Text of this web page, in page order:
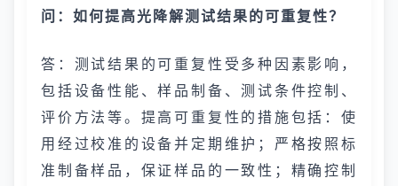
问：如何提高光降解测试结果的可重复性？
答：测试结果的可重复性受多种因素影响，
包括设备性能、样品制备、测试条件控制、
评价方法等。提高可重复性的措施包括：使
用经过校准的设备并定期维护；严格按照标
准制备样品，保证样品的一致性；精确控制